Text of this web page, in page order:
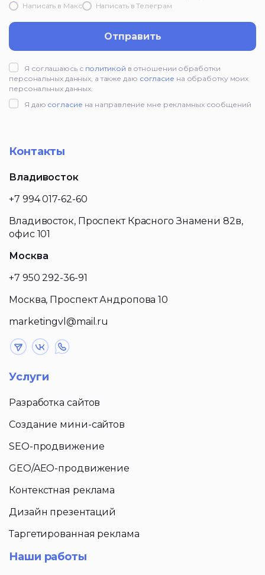
Написать в Mакс
Написать в Телеграм
Отправить
Я соглашаюсь с политикой в отношении обработки
персональных данных, а также даю согласие на обработку моих
персональных данных.
Я даю согласие на направление мне рекламных сообщений
Контакты
Владивосток
+7 994 017-62-60
Владивосток, Проспект Красного Знамени 82в,
офис 101
Москва
+7 950 292-36-91
Москва, Проспект Андропова 10
marketingvl@mail.ru
Услуги
Разработка сайтов
Создание мини-сайтов
SEO-продвижение
GEO/AEO-продвижение
Контекстная реклама
Дизайн презентаций
Таргетированная реклама
Наши работы